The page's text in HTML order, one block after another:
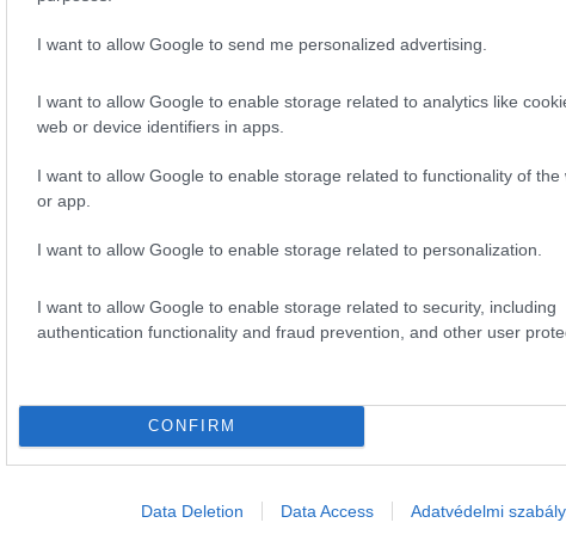
I want to allow Google to send me personalized advertising.
I want to allow Google to enable storage related to analytics like
web or device identifiers in apps.
I want to allow Google to enable storage related to functionality of the
or app.
I want to allow Google to enable storage related to personalization.
I want to allow Google to enable storage related to security, including
authentication functionality and fraud prevention, and other user
CONFIRM
Data Deletion Data Access Adatvédelmi